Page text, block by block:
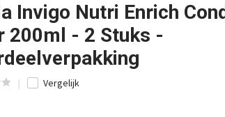
Invigo Nutri Enrich
200ml - 2 Stuks -
Vergelijk